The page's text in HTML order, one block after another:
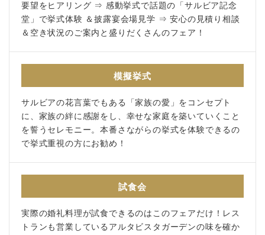
要望をヒアリング ⇒ 感動挙式で話題の「サルビア記念
堂」で挙式体験 ＆披露宴会場見学 ⇒ 安心の見積り相談
＆空き状況のご案内と盛りだくさんのフェア！
模擬挙式
サルビアの花言葉でもある「家族の愛」をコンセプト
に、家族の絆に感謝をし、幸せな家庭を築いていくこと
を誓うセレモニー。本番さながらの挙式を体験できるの
で挙式重視の方にお勧め！
試食会
実際の婚礼料理が試食できるのはこのフェアだけ！レス
トランも営業しているアルタビスタガーデンの味を確か